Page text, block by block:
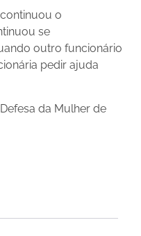
o
se
outro funcionário
pedir ajuda
da Mulher de